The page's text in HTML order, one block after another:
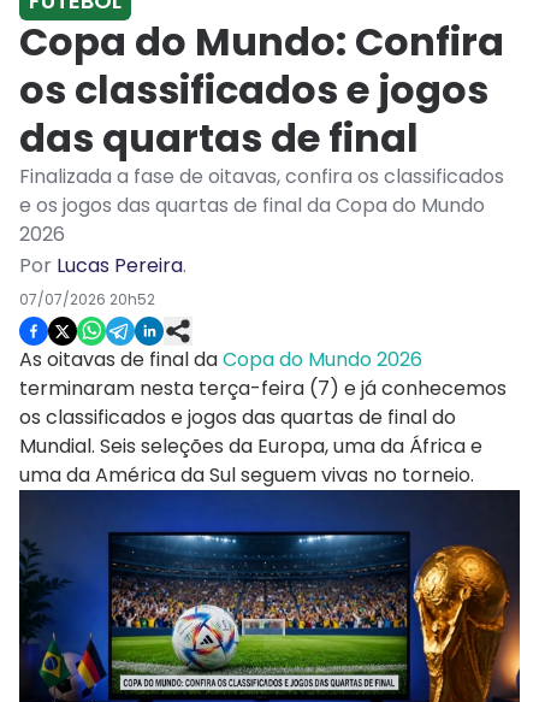
Copa do Mundo: Confira
os classificados e jogos
das quartas de final
Finalizada a fase de oitavas, confira os classificados
e os jogos das quartas de final da Copa do Mundo
2026
Por Lucas Pereira.
07/07/2026 20h52
As oitavas de final daCopa do Mundo 2026
terminaram nesta terça-feira (7) e já conhecemos
os classificados e jogos das quartas de final do
Mundial. Seis seleções da Europa, uma da África e
uma da América da Sul seguem vivas no torneio.